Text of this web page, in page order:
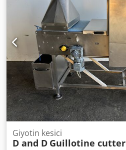
Giyotin kesici
D and D Guillotine cutter